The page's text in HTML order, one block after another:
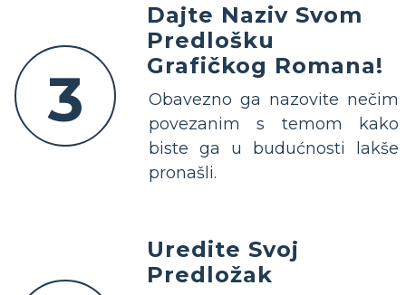
3
Dajte Naziv Svom
Predlošku
Grafičkog Romana!
Obavezno ga nazovite nečim
povezanim s temom kako
biste ga u budućnosti lakše
pronašli.
Uredite Svoj
Predložak